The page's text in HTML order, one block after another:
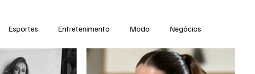
Esportes Entretenimento Moda Negócios
Economia Turismo e Viagens Maricá Jacaroá